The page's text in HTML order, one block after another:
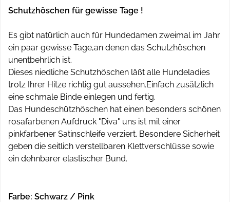
Schutzhöschen für gewisse Tage !
Es gibt natürlich auch für Hundedamen zweimal im Jahr
ein paar gewisse Tage,an denen das Schutzhöschen
unentbehrlich ist.
Dieses niedliche Schutzhöschen läßt alle Hundeladies
trotz Ihrer Hitze richtig gut aussehen.Einfach zusätzlich
eine schmale Binde einlegen und fertig.
Das Hundeschützhöschen hat einen besonders schönen
rosafarbenen Aufdruck "Diva" uns ist mit einer
pinkfarbener Satinschleife verziert. Besondere Sicherheit
geben die seitlich verstellbaren Klettverschlüsse sowie
ein dehnbarer elastischer Bund.
Farbe: Schwarz / Pink